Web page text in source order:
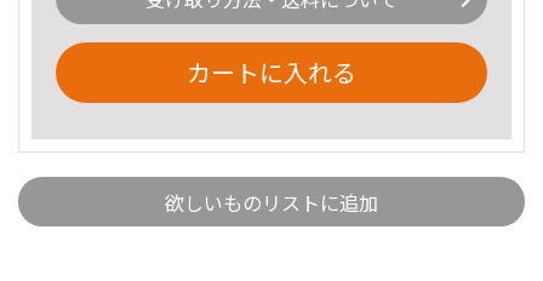
カートに入れる
欲しいものリストに追加